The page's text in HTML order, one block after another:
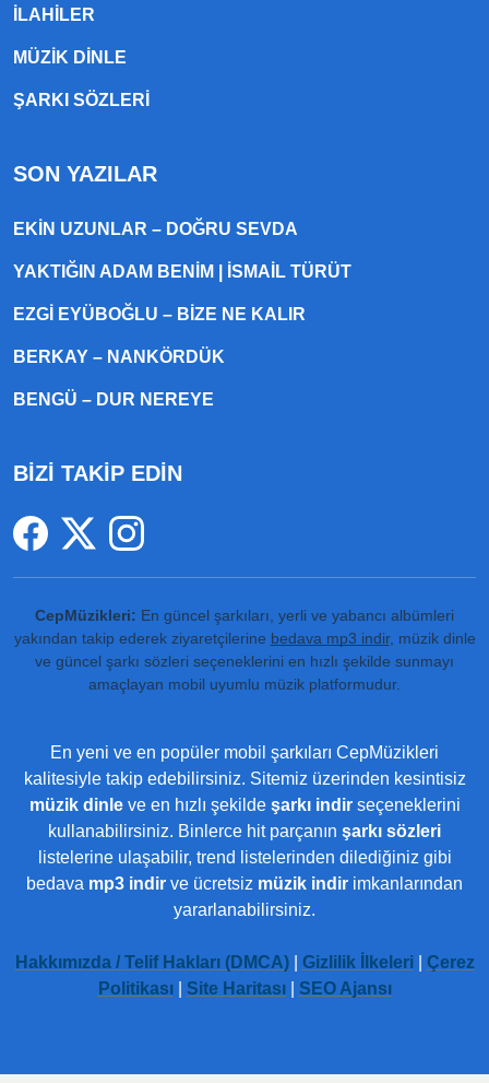
ILAHILER
MÜZIK DINLE
ŞARKI SÖZLERI
SON YAZILAR
EKIN UZUNLAR – DOĞRU SEVDA
YAKTIĞIN ADAM BENIM | İSMAIL TÜRÜT
EZGI EYÜBOĞLU – BIZE NE KALIR
BERKAY – NANKÖRDÜK
BENGÜ – DUR NEREYE
BİZİ TAKİP EDİN
CepMüzikleri: En güncel şarkıları, yerli ve yabancı albümleri
yakından takip ederek ziyaretçilerine bedava mp3 indir, müzik dinle
ve güncel şarkı sözleri seçeneklerini en hızlı şekilde sunmayı
amaçlayan mobil uyumlu müzik platformudur.
En yeni ve en popüler mobil şarkıları CepMüzikleri
kalitesiyle takip edebilirsiniz. Sitemiz üzerinden kesintisiz
müzik dinleve en hızlı şekilde şarkı indirseçeneklerini
kullanabilirsiniz. Binlerce hit parçanın şarkı sözleri
listelerine ulaşabilir, trend listelerinden dilediğiniz gibi
bedava mp3 indir ve ücretsiz müzik indir imkanlarından
yararlanabilirsiniz.
Hakkımızda / Telif Hakları (DMCA)| Gizlilik İlkeleri| Çerez
Politikası| Site Haritası| SEO Ajansı